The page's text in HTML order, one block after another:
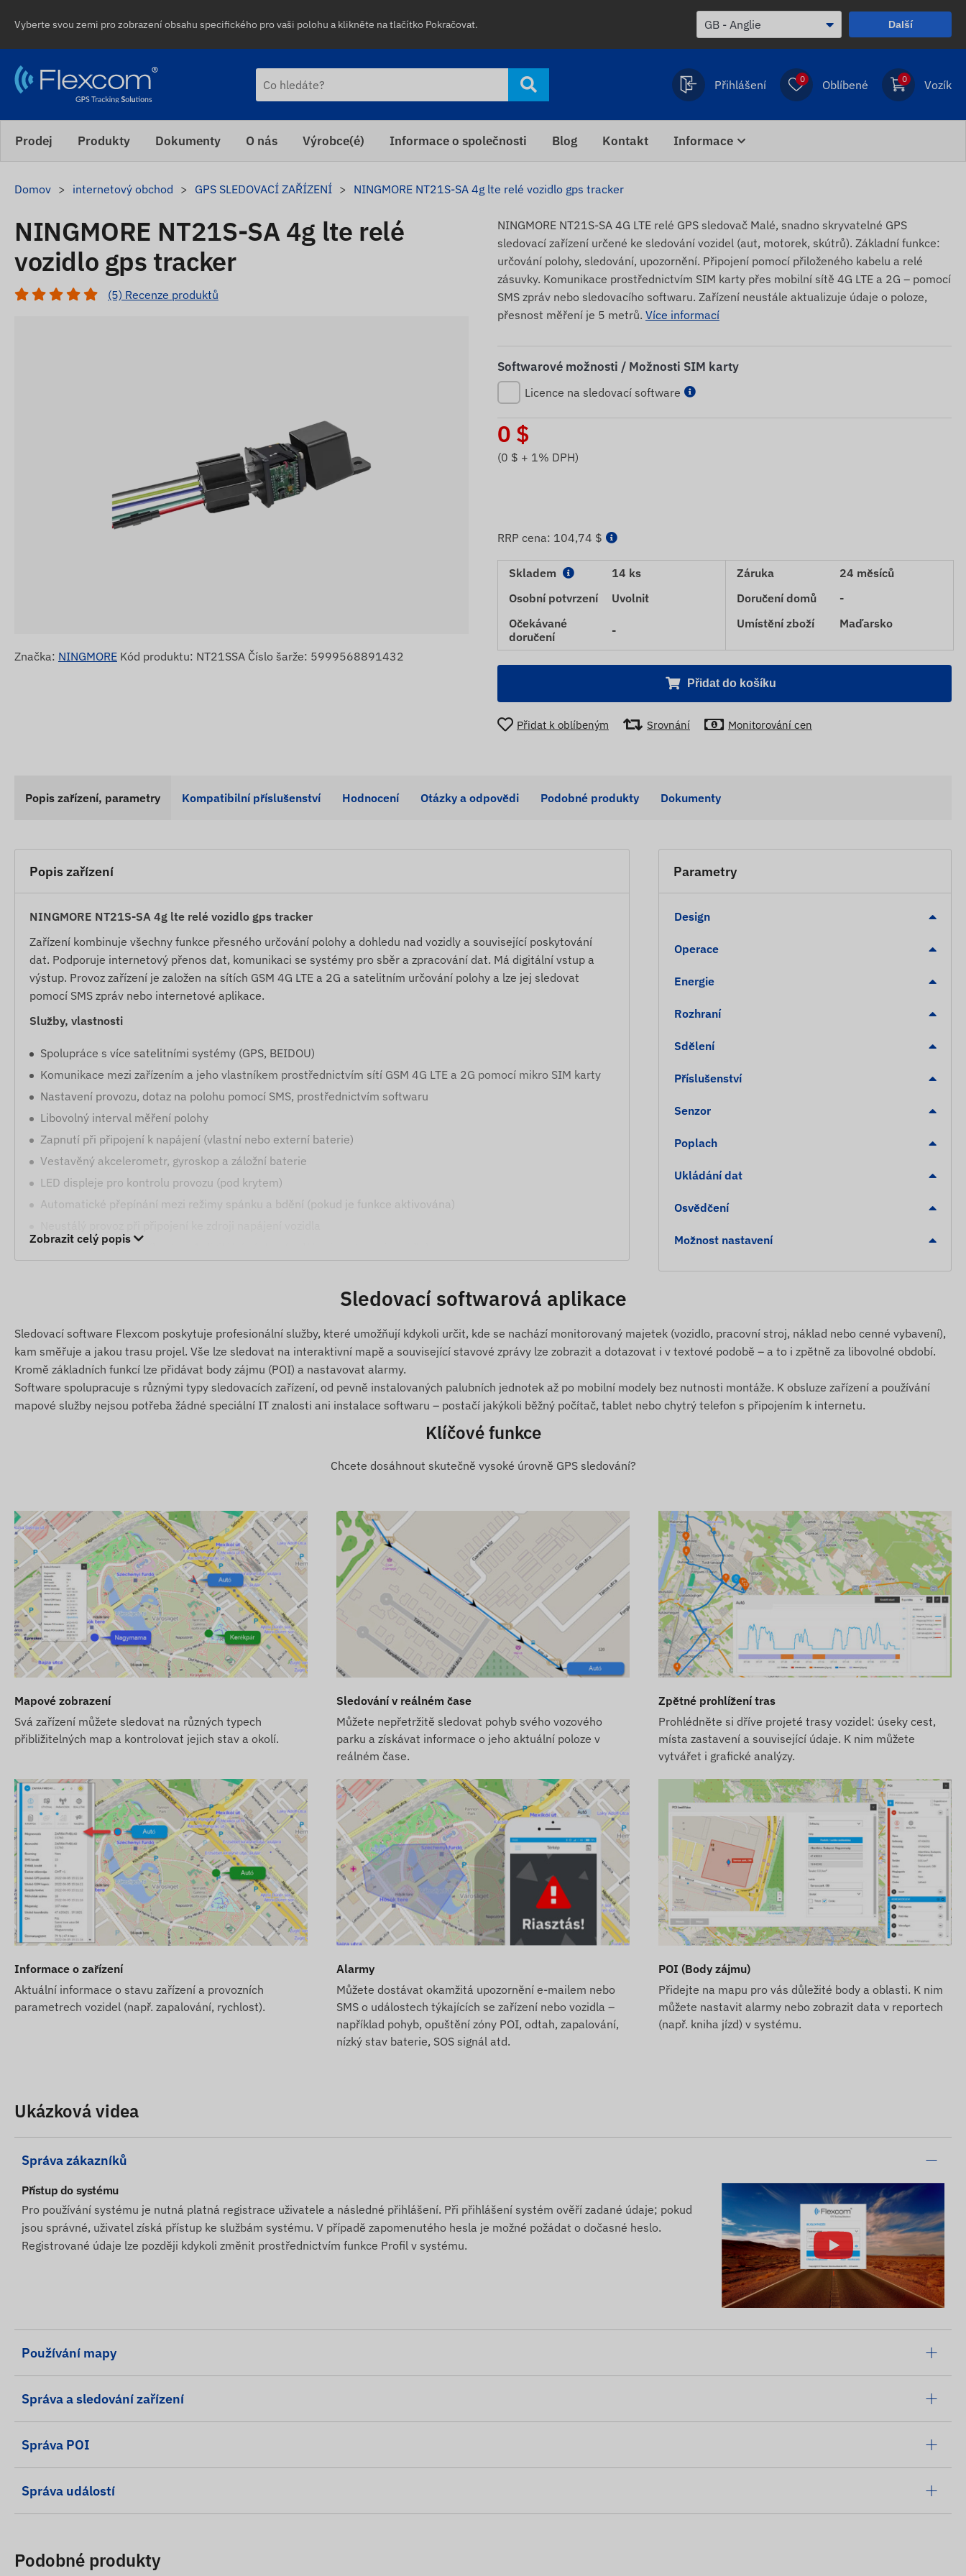
Vyberte svou zemi pro zobrazení obsahu specifického pro vaši polohu a klikněte na tlačítko Pokračovat. Další
Přihlášení 0 Oblíbené 0 Vozík
Prodej Produkty Dokumenty O nás Výrobce(é) Informace o společnosti Blog Kontakt Informace
Domov internetový obchod GPS SLEDOVACÍ ZAŘÍZENÍ NINGMORE NT21S-SA 4g lte relé vozidlo gps tracker
NINGMORE NT21S-SA 4g lte relé
vozidlo gps tracker
(5) Recenze produktů
Značka: NINGMORE Kód produktu: NT21SSA Číslo šarže: 5999568891432
NINGMORE NT21S-SA 4G LTE relé GPS sledovač Malé, snadno skryvatelné GPS
sledovací zařízení určené ke sledování vozidel (aut, motorek, skútrů). Základní funkce:
určování polohy, sledování, upozornění. Připojení pomocí přiloženého kabelu a relé
zásuvky. Komunikace prostřednictvím SIM karty přes mobilní sítě 4G LTE a 2G – pomocí
SMS zpráv nebo sledovacího softwaru. Zařízení neustále aktualizuje údaje o poloze,
přesnost měření je 5 metrů. Více informací
Softwarové možnosti / Možnosti SIM karty
Licence na sledovací software
0 $
(0 $ + 1% DPH)
RRP cena: 104,74 $
Skladem
14 ks
Osobní potvrzení
Uvolnit
Očekávané
doručení
-
Záruka
24 měsíců
Doručení domů
-
Umístění zboží
Maďarsko
Přidat do košíku
Přidat k oblíbeným Srovnání Monitorování cen
Popis zařízení, parametry Kompatibilní příslušenství Hodnocení Otázky a odpovědi Podobné produkty Dokumenty
Popis zařízení
NINGMORE NT21S-SA 4g lte relé vozidlo gps tracker
Zařízení kombinuje všechny funkce přesného určování polohy a dohledu nad vozidly a související poskytování
dat. Podporuje internetový přenos dat, komunikaci se systémy pro sběr a zpracování dat. Má digitální vstup a
výstup. Provoz zařízení je založen na sítích GSM 4G LTE a 2G a satelitním určování polohy a lze jej sledovat
pomocí SMS zpráv nebo internetové aplikace.
Služby, vlastnosti
Spolupráce s více satelitními systémy (GPS, BEIDOU)
Komunikace mezi zařízením a jeho vlastníkem prostřednictvím sítí GSM 4G LTE a 2G pomocí mikro SIM karty
Nastavení provozu, dotaz na polohu pomocí SMS, prostřednictvím softwaru
Libovolný interval měření polohy
Zapnutí při připojení k napájení (vlastní nebo externí baterie)
Vestavěný akcelerometr, gyroskop a záložní baterie
LED displeje pro kontrolu provozu (pod krytem)
Automatické přepínání mezi režimy spánku a bdění (pokud je funkce aktivována)
1 digitální (zapalovací) vstup, 1 digitální výstup (vzdálené zastavení vozidla)
Opuštění/zastavení POI digitálního plotu
Odpojení / odstranění
Pohyb
Další podrobné a číselné údaje naleznete v části Specifikace. Popis softwarových služeb, které výrazně rozšiřují
funkčnost zařízení (např. další alarmy, zobrazení trasy na mapě a analýza grafů, tvorba jízdních deníků a dalších
Připojovací kabel
Uživatelská příručka
Podmínky použití
Pro normální provoz zařízení je nutné aktivní připojení k satelitním systémům určování polohy a mobilním sítím
poskytovatelů. Ty zajišťují sběr a přenos dat a komunikaci s telefonem vlastníka nebo centrálním systémem pro
sběr a zpracování dat při použití sledovacího softwaru. Zařízení komunikuje prostřednictvím mobilních sítí
pomocí (vyměnitelné) SIM karty.
Provozní region
Zařízení je kompatibilní s GSM sítěmi v následujících regionech:
4G: Severní a Jižní Amerika, Austrálie
Možnosti nákupu
Pokud si zakoupíte pouze zařízení (bez předplatného softwaru), dodáme jej s továrním nastavením. O SIM
kartu, její nastavení a provoz (nabíjení, roční ověřování dat) se musíte postarat sami.
Pokud si kromě zařízení zakoupíte i předplatné softwaru, ale ne SIM kartu, zařízení vám dodáme již
zaregistrované v našem softwaru a připravené k provozu. SIM kartu musíte stále pořídit, nastavit a provozovat
sami.
Pokud si zakoupíte zařízení, předplatné softwaru i SIM kartu od nás, dodáme zařízení a SIM kartu připravené k
spolupráci se softwarem a také se postaráme o nepřetržitý provoz karty – v tomto ohledu nebudete mít žádné
V případě předplatného softwaru, pokud kromě e-mailových oznámení chcete využívat i naši SMS upozorňovací
službu, zakupte si také SMS kreditní kartu, kterou naleznete v našem e-shopu mezi produkty souvisejícími se
Snažíme se o neustálou aktualizaci a přesnost údajů a obrázků uvedených na webových stránkách.
na změny provedené výrobcem v případě případných odchylek.
Zobrazit celý popis
Parametry
Design
Operace
Energie
Rozhraní
Sdělení
Příslušenství
Senzor
Poplach
Ukládání dat
Osvědčení
Možnost nastavení
Sledovací softwarová aplikace
Sledovací software Flexcom poskytuje profesionální služby, které umožňují kdykoli určit, kde se nachází monitorovaný majetek (vozidlo, pracovní stroj, náklad nebo cenné vybavení),
kam směřuje a jakou trasu projel. Vše lze sledovat na interaktivní mapě a související stavové zprávy lze zobrazit a dotazovat i v textové podobě – a to i zpětně za libovolné období.
Kromě základních funkcí lze přidávat body zájmu (POI) a nastavovat alarmy.
Software spolupracuje s různými typy sledovacích zařízení, od pevně instalovaných palubních jednotek až po mobilní modely bez nutnosti montáže. K obsluze zařízení a používání
mapové služby nejsou potřeba žádné speciální IT znalosti ani instalace softwaru – postačí jakýkoli běžný počítač, tablet nebo chytrý telefon s připojením k internetu.
Klíčové funkce
Chcete dosáhnout skutečně vysoké úrovně GPS sledování?
Mapové zobrazení
Svá zařízení můžete sledovat na různých typech
přibližitelných map a kontrolovat jejich stav a okolí.
Sledování v reálném čase
Můžete nepřetržitě sledovat pohyb svého vozového
parku a získávat informace o jeho aktuální poloze v
reálném čase.
Zpětné prohlížení tras
Prohlédněte si dříve projeté trasy vozidel: úseky cest,
místa zastavení a související údaje. K nim můžete
vytvářet i grafické analýzy.
Informace o zařízení
Aktuální informace o stavu zařízení a provozních
parametrech vozidel (např. zapalování, rychlost).
Alarmy
Můžete dostávat okamžitá upozornění e-mailem nebo
SMS o událostech týkajících se zařízení nebo vozidla –
například pohyb, opuštění zóny POI, odtah, zapalování,
nízký stav baterie, SOS signál atd.
POI (Body zájmu)
Přidejte na mapu pro vás důležité body a oblasti. K nim
můžete nastavit alarmy nebo zobrazit data v reportech
(např. kniha jízd) v systému.
Ukázková videa
Správa zákazníků
Přístup do systému
Pro používání systému je nutná platná registrace uživatele a následné přihlášení. Při přihlášení systém ověří zadané údaje; pokud
jsou správné, uživatel získá přístup ke službám systému. V případě zapomenutého hesla je možné požádat o dočasné heslo.
Registrované údaje lze později kdykoli změnit prostřednictvím funkce Profil v systému.
Používání mapy
Správa a sledování zařízení
Správa POI
Správa událostí
Podobné produkty